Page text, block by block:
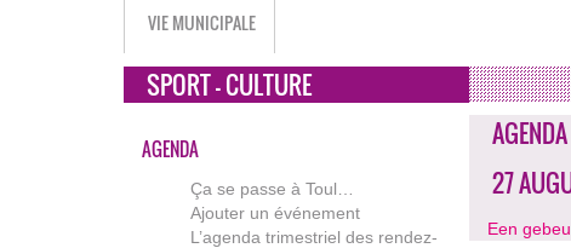
VIE MUNICIPALE
SPORT - CULTURE
AGENDA
Ça se passe à Toul…
Ajouter un événement
L’agenda trimestriel des rendez-
AGENDA
27
Een